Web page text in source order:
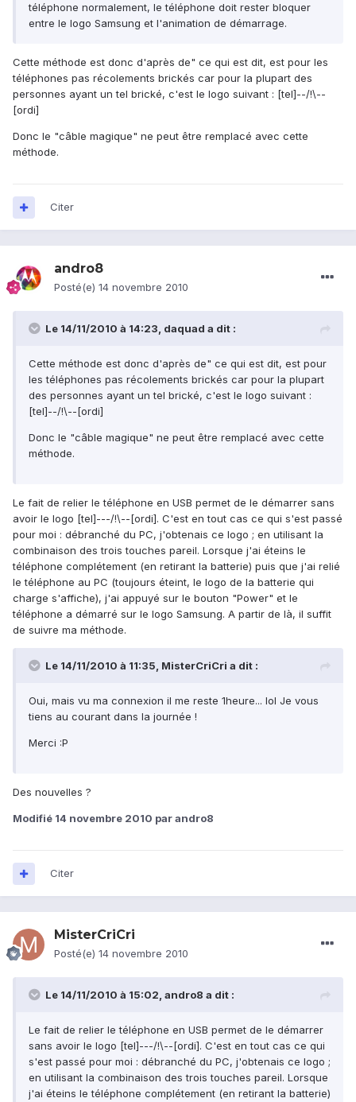
téléphone normalement, le téléphone doit rester bloquer
entre le logo Samsung et l'animation de démarrage.
Cette méthode est donc d'après de" ce qui est dit, est pour les
téléphones pas récolements brickés car pour la plupart des
personnes ayant un tel brické, c'est le logo suivant : [tel]--/!\--
[ordi]
Donc le "câble magique" ne peut être remplacé avec cette
méthode.
Citer
andro8
Posté(e) 14 novembre 2010
Le 14/11/2010 à 14:23, daquad a dit :
Cette méthode est donc d'après de" ce qui est dit, est pour
les téléphones pas récolements brickés car pour la plupart
des personnes ayant un tel brické, c'est le logo suivant :
[tel]--/!\--[ordi]
Donc le "câble magique" ne peut être remplacé avec cette
méthode.
Le fait de relier le téléphone en USB permet de le démarrer sans
avoir le logo [tel]---/!\--[ordi]. C'est en tout cas ce qui s'est passé
pour moi : débranché du PC, j'obtenais ce logo ; en utilisant la
combinaison des trois touches pareil. Lorsque j'ai éteins le
téléphone complétement (en retirant la batterie) puis que j'ai relié
le téléphone au PC (toujours éteint, le logo de la batterie qui
charge s'affiche), j'ai appuyé sur le bouton "Power" et le
téléphone a démarré sur le logo Samsung. A partir de là, il suffit
de suivre ma méthode.
Le 14/11/2010 à 11:35, MisterCriCri a dit :
Oui, mais vu ma connexion il me reste 1heure... lol Je vous
tiens au courant dans la journée !
Merci :P
Des nouvelles ?
Modifié 14 novembre 2010 par andro8
Citer
MisterCriCri
Posté(e) 14 novembre 2010
Le 14/11/2010 à 15:02, andro8 a dit :
Le fait de relier le téléphone en USB permet de le démarrer
sans avoir le logo [tel]---/!\--[ordi]. C'est en tout cas ce qui
s'est passé pour moi : débranché du PC, j'obtenais ce logo ;
en utilisant la combinaison des trois touches pareil. Lorsque
j'ai éteins le téléphone complétement (en retirant la batterie)